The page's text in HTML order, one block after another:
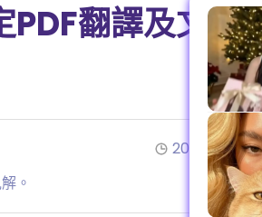
指南
產品 FAQ
使用者評價
取得 ChatArt
PDF翻譯及文
。
2025/11/14